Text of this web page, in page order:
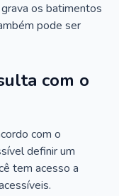
os batimentos
pode ser
com o
com o
definir um
tem acesso a